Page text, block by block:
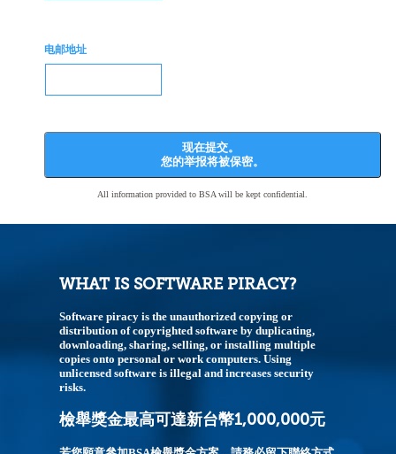
电邮地址
现在提交。
您的举报将被保密。
All information provided to BSA will be kept confidential.
WHAT IS SOFTWARE PIRACY?
Software piracy is the unauthorized copying or
distribution of copyrighted software by duplicating,
downloading, sharing, selling, or installing multiple
copies onto personal or work computers. Using
unlicensed software is illegal and increases security
risks.
檢舉獎金最高可達新台幣1,000,000元